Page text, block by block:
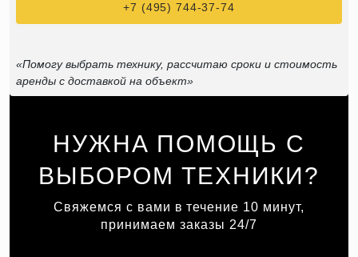
НУЖНА ПОМОЩЬ С
ВЫБОРОМ ТЕХНИКИ?
Свяжемся с вами в течение 10 минут,
принимаем заказы 24/7
+7 (495) 744-37-74
«Помогу выбрать технику, рассчитаю сроки и стоимость
аренды с доставкой на объект»